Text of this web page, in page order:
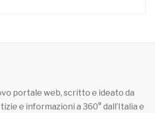
portale web, scritto e ideato da
e informazioni a 360° dall’Italia e